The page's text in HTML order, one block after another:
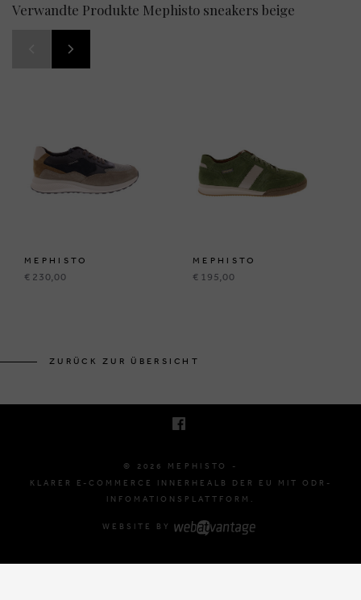
Verwandte Produkte Mephisto sneakers beige
MEPHISTO
€ 230,00
MEPHISTO
€ 195,00
ZURÜCK ZUR ÜBERSICHT
© 2026 MEPHISTO -
KLARER E-COMMERCE INNERHEALB DER EU MIT ODR-
INFOMATIONSPLATTFORM.
WEBSITE BY